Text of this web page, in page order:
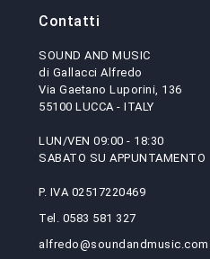
Contatti
SOUND AND MUSIC
di Gallacci Alfredo
Via Gaetano Luporini, 136
55100 LUCCA - ITALY
LUN/VEN 09:00 - 18:30
SABATO SU APPUNTAMENTO
P. IVA 02517220469
Tel. 0583 581 327
alfredo@soundandmusic.com